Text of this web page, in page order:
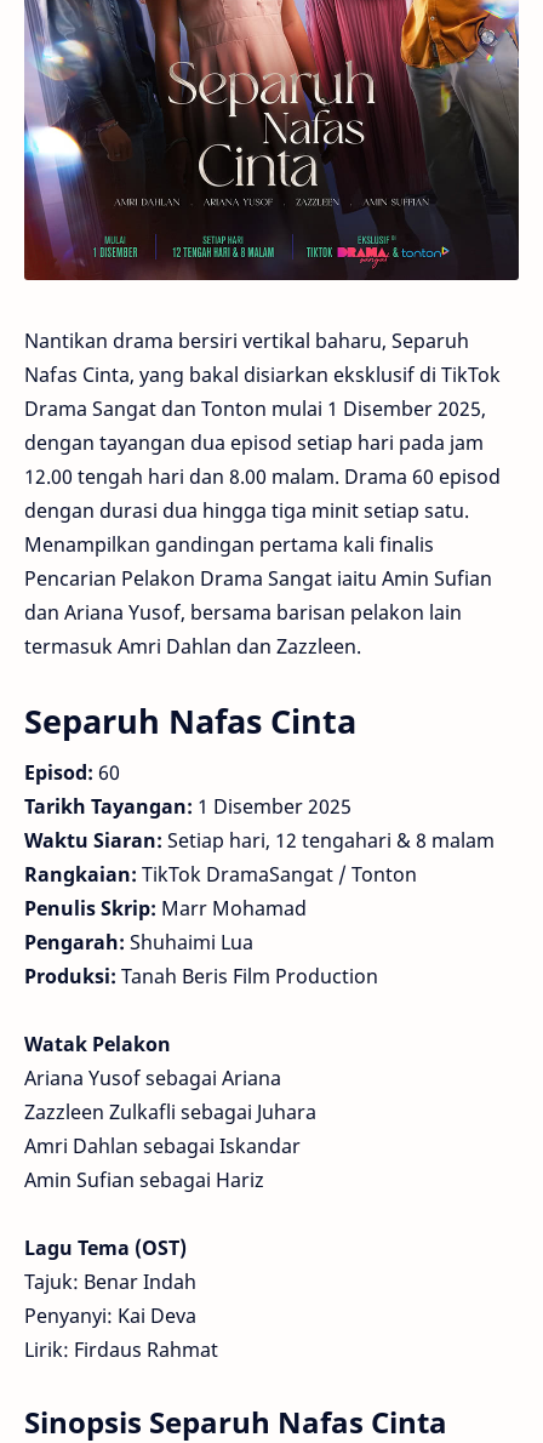
Nantikan drama bersiri vertikal baharu, Separuh
Nafas Cinta, yang bakal disiarkan eksklusif di TikTok
Drama Sangat dan Tonton mulai 1 Disember 2025,
dengan tayangan dua episod setiap hari pada jam
12.00 tengah hari dan 8.00 malam. Drama 60 episod
dengan durasi dua hingga tiga minit setiap satu.
Menampilkan gandingan pertama kali finalis
Pencarian Pelakon Drama Sangat iaitu Amin Sufian
dan Ariana Yusof, bersama barisan pelakon lain
termasuk Amri Dahlan dan Zazzleen.
Separuh Nafas Cinta
Episod: 60
Tarikh Tayangan: 1 Disember 2025
Waktu Siaran: Setiap hari, 12 tengahari & 8 malam
Rangkaian: TikTok DramaSangat / Tonton
Penulis Skrip: Marr Mohamad
Pengarah: Shuhaimi Lua
Produksi: Tanah Beris Film Production
Watak Pelakon
Ariana Yusof sebagai Ariana
Zazzleen Zulkafli sebagai Juhara
Amri Dahlan sebagai Iskandar
Amin Sufian sebagai Hariz
Lagu Tema (OST)
Tajuk: Benar Indah
Penyanyi: Kai Deva
Lirik: Firdaus Rahmat
Sinopsis Separuh Nafas Cinta